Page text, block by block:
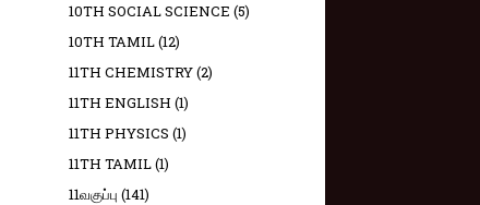
10TH SOCIAL SCIENCE (5)
10TH TAMIL(12)
11TH CHEMISTRY(2)
11TH ENGLISH (1)
11TH PHYSICS (1)
11TH TAMIL(1)
11வகுப்பு (141)